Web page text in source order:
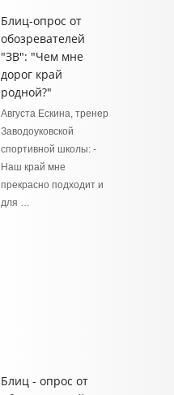
Блиц-опрос от
обозревателей
"ЗВ": "Чем мне
дорог край
родной?"
Августа Ескина, тренер
Заводоуковской
спортивной школы: -
Наш край мне
прекрасно подходит и
для …
Блиц - опрос от